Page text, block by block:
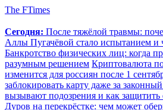
The FTimes
Сегодня: После тяжёлой травмы:
Аллы Пугачёвой стало испытанием и
Банкротство физических лиц: когда
разумным решением Криптовалюта
изменится для россиян после 1
заблокировать карту даже за
вызывают подозрения и как защитить
Дуров на перекрёстке: чем может